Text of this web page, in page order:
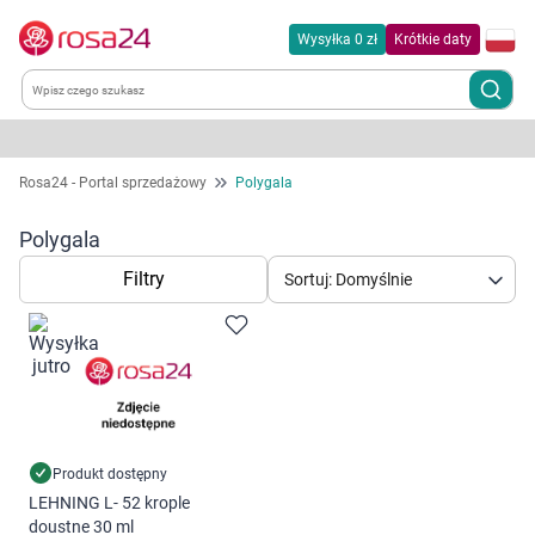
Korzystamy z plików cookies w celu
Wysyłka 0 zł Krótkie daty
Kategorie
Chemia gospodarcza
Dla zwierząt
Dom i ogród
Kobieta w ciąży i mama
Rosa24 - Portal sprzedażowy Polygala
Polygala
Filtry Sortuj: Domyślnie
Produkt dostępny
LEHNING L- 52 krople
doustne 30 ml